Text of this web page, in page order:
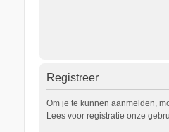
Registreer
Om je te kunnen aanmelden,
Lees voor registratie onze